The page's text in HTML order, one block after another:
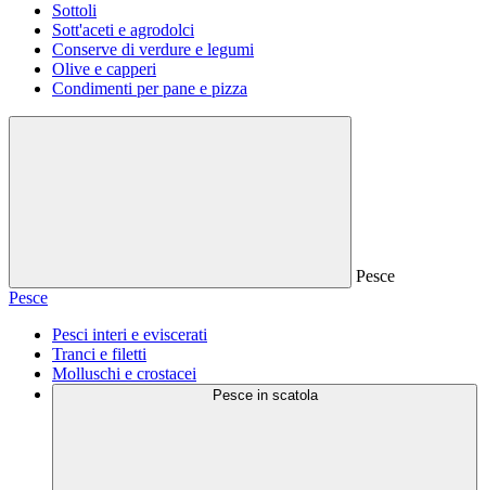
Sottoli
Sott'aceti e agrodolci
Conserve di verdure e legumi
Olive e capperi
Condimenti per pane e pizza
Pesce
Pesce
Pesci interi e eviscerati
Tranci e filetti
Molluschi e crostacei
Pesce in scatola